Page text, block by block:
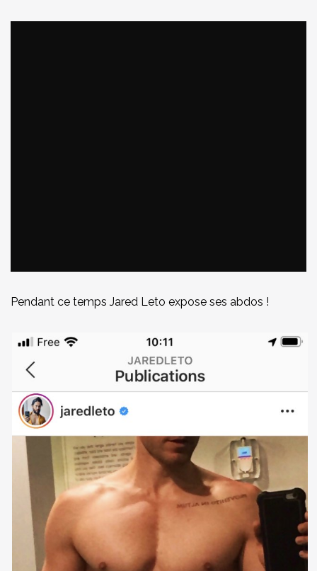
Pendant ce temps Jared Leto expose ses abdos !